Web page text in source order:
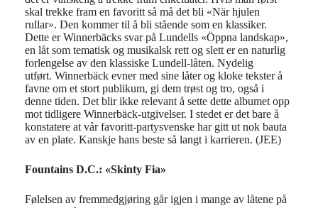
skal trekke fram en favoritt så må det bli «När hjulen
rullar». Den kommer til å bli stående som en klassiker.
Dette erWinnerbäcks svar på Lundells «Öppna landskap»,
en låt som tematisk og musikalsk rett og slett er en naturlig
forlengelse av den klassiske Lundell-låten. Nydelig
utført. Winnerbäck evner med sine låter og kloke tekster å
favne om et stort publikum, gi dem trøst og tro, også i
denne tiden. Det blirikke relevant å sette dette albumet opp
mot tidligere Winnerbäck-utgivelser. I stedet er det bare å
konstatere at vår favoritt-partysvenske har gitt ut nok bauta
av en plate. Kanskje hans beste så langt i karrieren. (JEE)
Fountains D.C.: «Skinty Fia»
Følelsen av fremmedgjøring går igjen i mange av låtene på